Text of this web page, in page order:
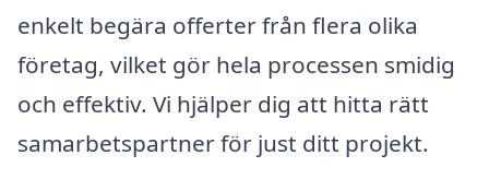
enkelt begära offerter från flera olika
företag, vilket gör hela processen smidig
och effektiv. Vi hjälper dig att hitta rätt
samarbetspartner för just ditt projekt.